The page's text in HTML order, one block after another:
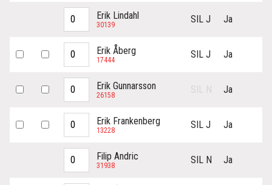
Erik Lindahl
30139 SIL J Ja
Erik Åberg
17444 SIL J Ja
Erik Gunnarsson
26158 SIL N Ja
Erik Frankenberg
13228 SIL J Ja
Filip Andric
31938 SIL N Ja